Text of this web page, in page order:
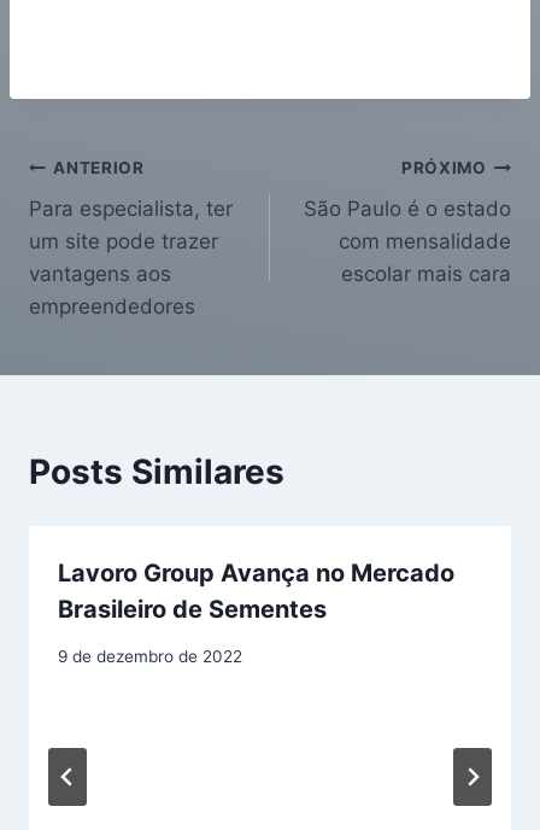
ANTERIOR
Para especialista, ter
um site pode trazer
vantagens aos
empreendedores
PRÓXIMO
São Paulo é o estado
com mensalidade
escolar mais cara
Posts Similares
Lavoro Group Avança no Mercado
Brasileiro de Sementes
9 de dezembro de 2022